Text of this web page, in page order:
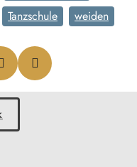
Tanzschule weiden